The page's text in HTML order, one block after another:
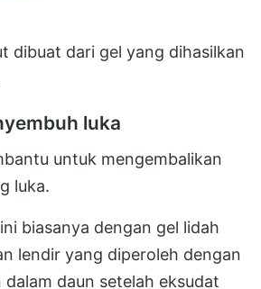
dibuat dari gel yang dihasilkan
luka
untuk mengembalikan
luka.
biasanya dengan gel lidah
lendir yang diperoleh dengan
daun setelah eksudat